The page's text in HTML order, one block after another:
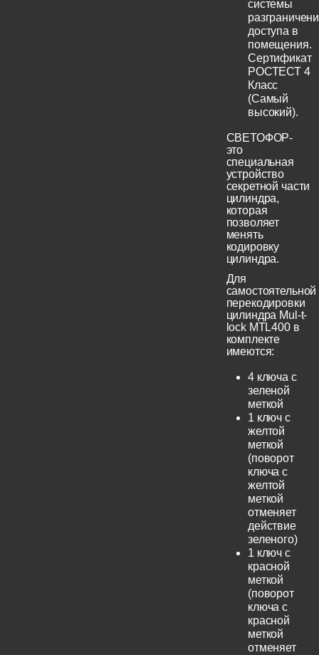
системы
доступа в
помещения.
Сертификат
РОСТЕСТ 4
Класс
(Самый
высокий).
СВЕТОФОР-
это
специальная
устройство
секретной части
цилиндра,
которая
позволяет
менять
кодировку
цилиндра.
Для
самостоятельной
перекодировки
цилиндра Mul-t-
lock MTL400 в
комплекте
имеются:
4 ключа с
зеленой
меткой
1 ключ с
желтой
меткой
(поворот
ключа с
желтой
меткой
отменяет
действие
зеленого)
1 ключ с
красной
меткой
(поворот
ключа с
красной
меткой
отменяет